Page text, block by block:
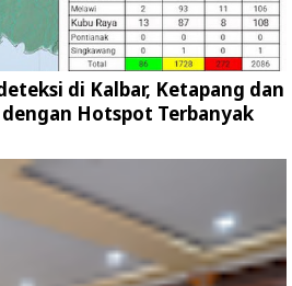
di Kalbar, Ketapang dan
dengan Hotspot Terbanyak